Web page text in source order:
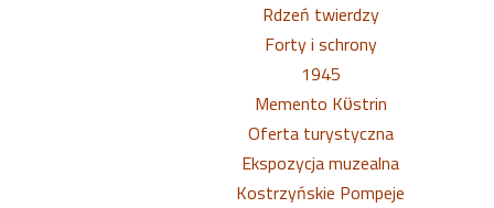
Rdzeń twierdzy
Forty i schrony
1945
Memento Kϋstrin
Oferta turystyczna
Ekspozycja muzealna
Kostrzyńskie Pompeje